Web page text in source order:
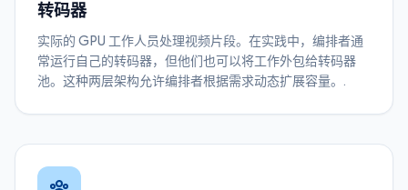
转码器
实际的 GPU 工作人员处理视频片段。在实践中，编排者通
常运行自己的转码器，但他们也可以将工作外包给转码器
池。这种两层架构允许编排者根据需求动态扩展容量。.